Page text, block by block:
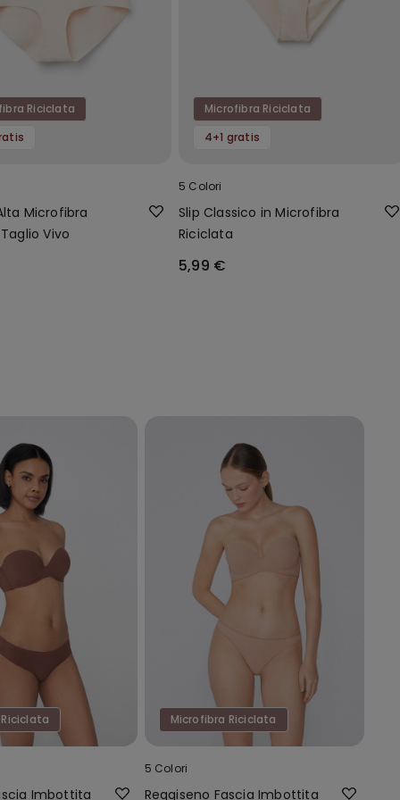
Riciclata
Microfibra
Vivo
Microfibra Riciclata
4+1 gratis
5 Colori
Slip Classico in Microfibra
Riciclata
5,99 €
Imbottita
Microfibra Riciclata
5 Colori
Reggiseno Fascia Imbottita